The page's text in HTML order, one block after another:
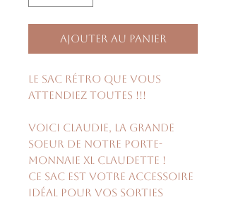
Ajouter au panier
Le sac rétro que vous
attendiez toutes !!!
Voici Claudie, la grande
soeur de notre porte-
monnaie XL Claudette !
Ce sac est votre accessoire
idéal pour vos sorties